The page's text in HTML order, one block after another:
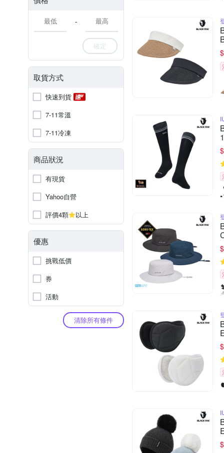
-
確定
取貨方式
快速到貨
7-11常溫
7-11冷凍
商品狀況
有現貨
Yahoo自營
評價4顆
以上
優惠
挑戰低價
券
活動
清除所有條件
$
1
$
$
$
$